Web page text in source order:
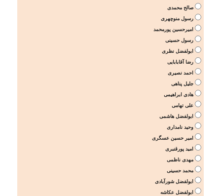
صالح محمدی
رسول منوچهری
امیرحسین پورمحمد
رسول حسینی
ابولفضل نظری
رضا آقابابایی
احمد نصیری
جلیل پناهی
هادی ابراهیمی
علی تهامی
ابولفضل هاشمی
وحید نامداری
امیر حسین عسگری
امید پورقنبری
مهدی ناظمی
محمد حسینی
ابولفضل شورآبادی
ابولفضل عکاشه